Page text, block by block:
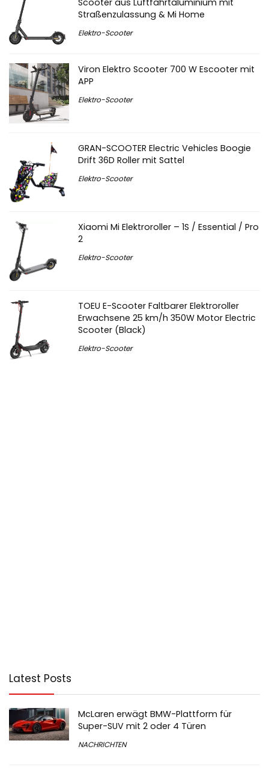
Scooter aus Luftfahrtaluminium mit
Straßenzulassung & Mi Home
Elektro-Scooter
Viron Elektro Scooter 700 W Escooter mit
APP
Elektro-Scooter
GRAN-SCOOTER Electric Vehicles Boogie
Drift 36D Roller mit Sattel
Elektro-Scooter
Xiaomi Mi Elektroroller – 1S / Essential / Pro
2
Elektro-Scooter
TOEU E-Scooter Faltbarer Elektroroller
Erwachsene 25 km/h 350W Motor Electric
Scooter (Black)
Elektro-Scooter
Latest Posts
McLaren erwägt BMW-Plattform für
Super-SUV mit 2 oder 4 Türen
NACHRICHTEN